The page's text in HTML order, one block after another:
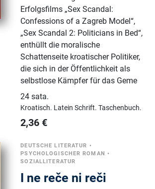
Erfolgsfilms „Sex Scandal:
Confessions of a Zagreb Model“,
„Sex Scandal 2: Politicians in Bed“,
enthüllt die moralische
Schattenseite kroatischer Politiker,
die sich in der Öffentlichkeit als
selbstlose Kämpfer für das Geme
24 sata.
Kroatisch. Latein Schrift.Taschenbuch.
2,36 €
DEUTSCHE LITERATUR •
PSYCHOLOGISCHER ROMAN •
SOZIALLITERATUR
I ne reče ni reči